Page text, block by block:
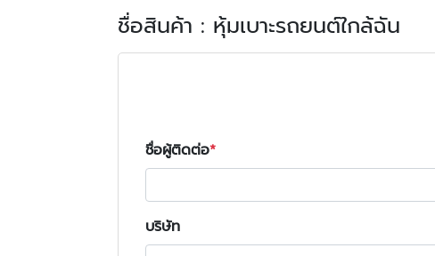
ชื่อสินค้า : หุ้มเบาะรถยนต์ใกล้ฉัน
ชื่อผู้ติดต่อ
บริษัท